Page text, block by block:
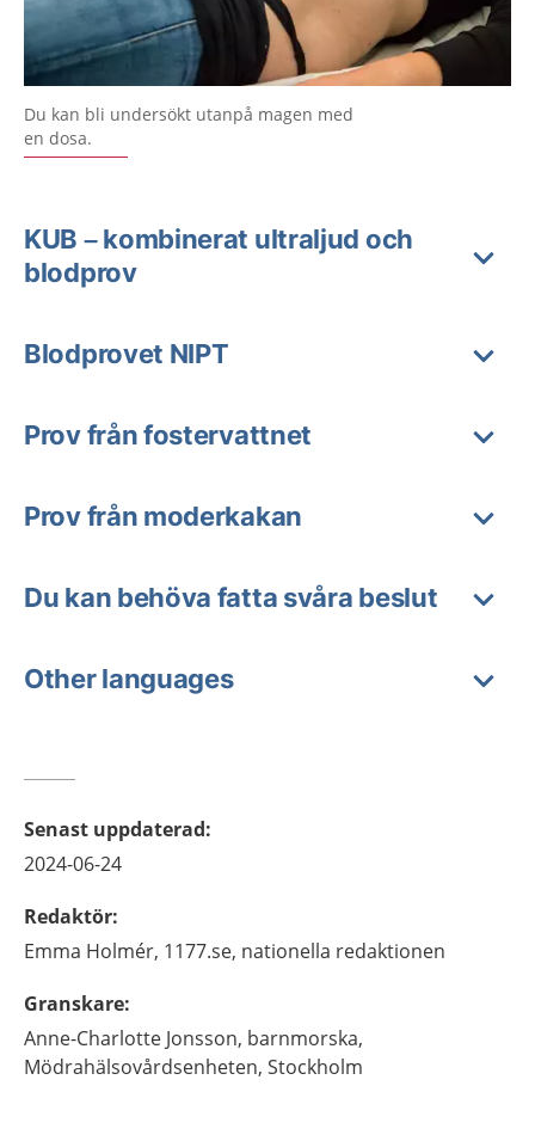
Du kan bli undersökt utanpå magen med
en dosa.
KUB – kombinerat ultraljud och
blodprov
Blodprovet NIPT
Prov från fostervattnet
Prov från moderkakan
Du kan behöva fatta svåra beslut
Other languages
Senast uppdaterad:
2024-06-24
Redaktör:
Emma Holmér, 1177.se, nationella redaktionen
Granskare:
Anne-Charlotte Jonsson, barnmorska,
Mödrahälsovårdsenheten, Stockholm